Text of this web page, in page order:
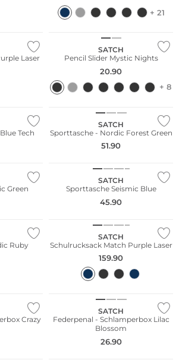
+ 21
Laser
Nachhaltig
SATCH
Pencil Slider Mystic Nights
20.90
+ 8
Tech
Nachhaltig
SATCH
Sporttasche - Nordic Forest Green
51.90
Green
SATCH
Sporttasche Seismic Blue
45.90
Ruby
SATCH
Schulrucksack Match Purple Laser
159.90
Crazy
Nachhaltig
SATCH
Federpenal - Schlamperbox Lilac
Blossom
26.90